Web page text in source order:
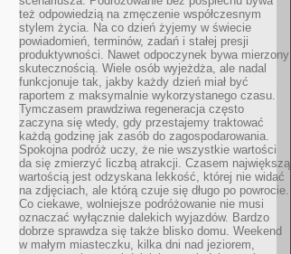
też odpowiedzią na zmęczenie współczesnym
stylem życia. Na co dzień żyjemy w świecie
powiadomień, terminów, zadań i stałej presji
produktywności. Nawet odpoczynek bywa mierzony
skutecznością. Wiele osób wyjeżdża, ale nadal
funkcjonuje tak, jakby każdy dzień miał być
raportem z maksymalnie wykorzystanego czasu.
Tymczasem prawdziwa regeneracja często
zaczyna się wtedy, gdy przestajemy traktować
każdą godzinę jak zasób do zagospodarowania.
Spokojna podróż uczy, że nie wszystkie wartości
da się zmierzyć liczbą atrakcji. Czasem największą
wartością jest odzyskana lekkość, której nie widać
na zdjęciach, ale którą czuje się długo po powrocie.
Co ciekawe, wolniejsze podróżowanie nie musi
oznaczać wyłącznie dalekich wyjazdów. Bardzo
dobrze sprawdza się także blisko domu. Weekend
w małym miasteczku, kilka dni nad jeziorem,